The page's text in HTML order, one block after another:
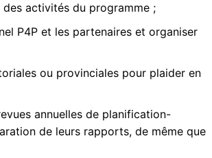
activités du programme ;
P4P et les partenaires et organiser
ou provinciales pour plaider en
annuelles de planification-
de leurs rapports, de même que